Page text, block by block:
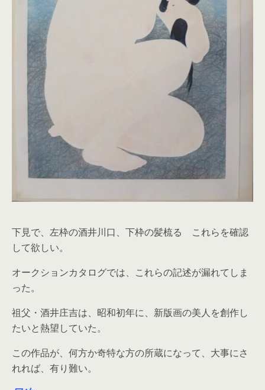
下見で、左枠の酒井川口、下枠の髪梳る これらを確認
して欲しい。
オークションカタログでは、これらの記述が漏れてしま
った。
祖父・酒井庄吉は、昭和初年に、新版画の美人を創作し
たいと熱望していた。
この作品が、何方か奇特な方の所蔵になって、大事にさ
れれば、有り難い。